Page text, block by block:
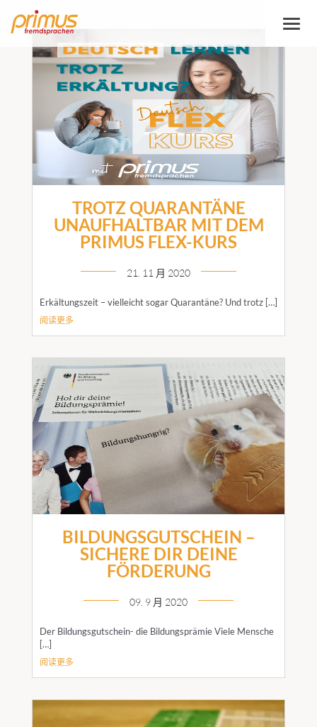
切
TROTZ QUARANTÄNE
UNAUFHALTBAR MIT DEM
PRIMUS FLEX-KURS
21. 11 月 2020
Erkältungszeit – vielleicht sogar Quarantäne? Und trotz […]
阅读更多
BILDUNGSGUTSCHEIN –
SICHERE DIR DEINE
FÖRDERUNG
09. 9 月 2020
Der Bildungsgutschein- die Bildungsprämie Viele Mensche
[…]
阅读更多